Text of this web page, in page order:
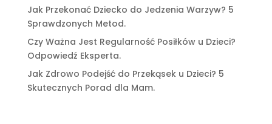
Jak Przekonać Dziecko do Jedzenia Warzyw? 5
Sprawdzonych Metod.
Czy Ważna Jest Regularność Posiłków u Dzieci?
Odpowiedź Eksperta.
Jak Zdrowo Podejść do Przekąsek u Dzieci? 5
Skutecznych Porad dla Mam.